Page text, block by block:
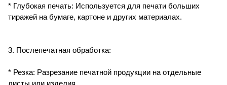
* Глубокая печать: Используется для печати больших
тиражей на бумаге, картоне и других материалах.
3. Послепечатная обработка:
* Резка: Разрезание печатной продукции на отдельные